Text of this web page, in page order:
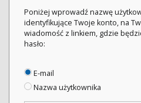
Poniżej wprowadź nazwę
identyfikujące Twoje konto, na
wiadomość z linkiem, gdzie
hasło:
E-mail
Nazwa użytkownika